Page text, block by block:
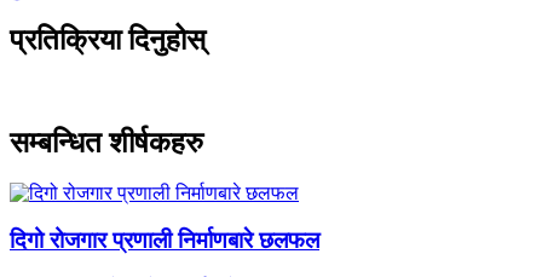
प्रतिक्रिया दिनुहोस्
सम्बन्धित शीर्षकहरु
दिगो रोजगार प्रणाली निर्माणबारे छलफल